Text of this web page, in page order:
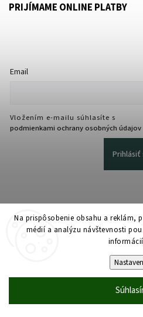
Na prispôsobenie obsahu a reklám,
médií a analýzu návštevnosti
informácií
PRIJÍMAME ONLINE PLATBY
Email
Vložením e-mailu súhlasíte s
podmienkami ochrany osobných údajov
Prihlásiť
Upraviť